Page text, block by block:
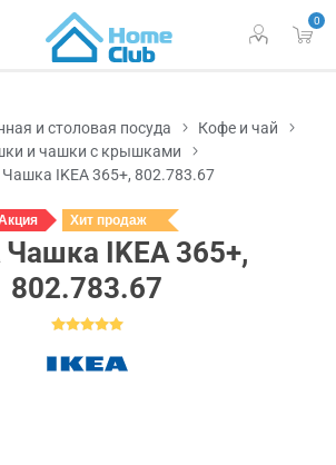
0
и столовая посуда
Кофе и чай
и чашки с крышками
IKEA 365+, 802.783.67
Хит продаж
IKEA 365+,
802.783.67